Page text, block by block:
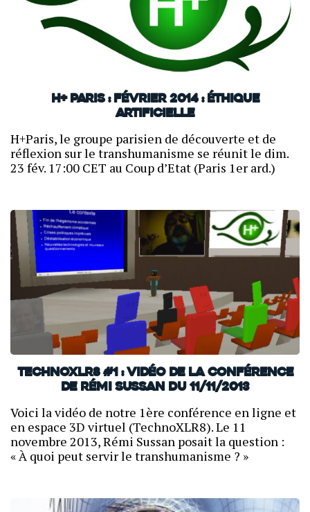
H+ Paris : février 2014 : Éthique
artificielle
H+Paris, le groupe parisien de découverte et de
réflexion sur le transhumanisme se réunit le dim.
23 fév. 17:00 CET au Coup d’Etat (Paris 1er ard.)
TechnoXLR8 #1 : Vidéo de la conférence
de Rémi Sussan du 11/11/2013
Voici la vidéo de notre 1ère conférence en ligne et
en espace 3D virtuel (TechnoXLR8). Le 11
novembre 2013, Rémi Sussan posait la question :
« À quoi peut servir le transhumanisme ? »